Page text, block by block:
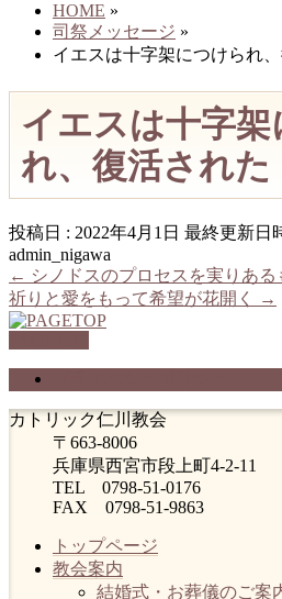
HOME »
司祭メッセージ »
イエスは十字架につけられ
イエスは十字架
れ、復活された
投稿日 : 2022年4月1日 最終更新日
admin_nigawa
← シノドスのプロセスを実りあ
祈りと愛をもって希望が花開く
→
カトリック仁川教会
〒663-8006
兵庫県西宮市段上町4-2-11
TEL 0798-51-0176
FAX 0798-51-9863
トップページ
教会案内
結婚式・お葬儀のご案